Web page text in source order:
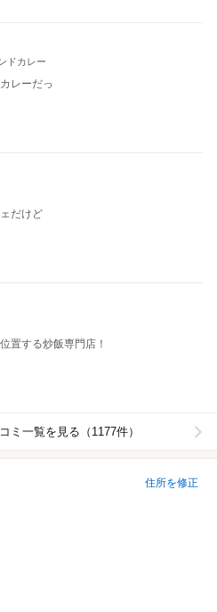
ドカレー
レーだっ
だけど
置する炒飯専門店！
ミ一覧を見る（1177件）
住所を修正